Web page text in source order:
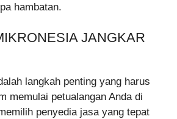
hambatan.
JANGKAR
langkah penting yang harus
memulai petualangan Anda di
penyedia jasa yang tepat